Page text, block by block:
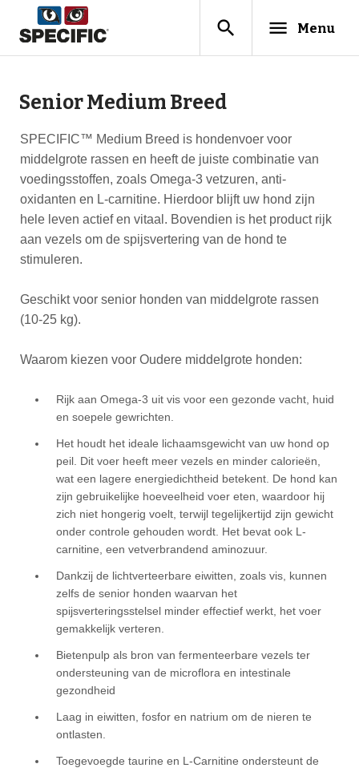
search menu Menu
Senior Medium Breed
SPECIFIC™ Medium Breed is hondenvoer voor
middelgrote rassen en heeft de juiste combinatie van
voedingsstoffen, zoals Omega-3 vetzuren, anti-
oxidanten en L-carnitine. Hierdoor blijft uw hond zijn
hele leven actief en vitaal. Bovendien is het product rijk
aan vezels om de spijsvertering van de hond te
stimuleren.
Geschikt voor senior honden van middelgrote rassen
(10-25 kg).
Waarom kiezen voor Oudere middelgrote honden:
Rijk aan Omega-3 uit vis voor een gezonde vacht, huid
en soepele gewrichten.
Het houdt het ideale lichaamsgewicht van uw hond op
peil. Dit voer heeft meer vezels en minder calorieën,
wat een lagere energiedichtheid betekent. De hond kan
zijn gebruikelijke hoeveelheid voer eten, waardoor hij
zich niet hongerig voelt, terwijl tegelijkertijd zijn gewicht
onder controle gehouden wordt. Het bevat ook L-
carnitine, een vetverbrandend aminozuur.
Dankzij de lichtverteerbare eiwitten, zoals vis, kunnen
zelfs de senior honden waarvan het
spijsverteringsstelsel minder effectief werkt, het voer
gemakkelijk verteren.
Bietenpulp als bron van fermenteerbare vezels ter
ondersteuning van de microflora en intestinale
gezondheid
Laag in eiwitten, fosfor en natrium om de nieren te
ontlasten.
Toegevoegde taurine en L-Carnitine ondersteunt de